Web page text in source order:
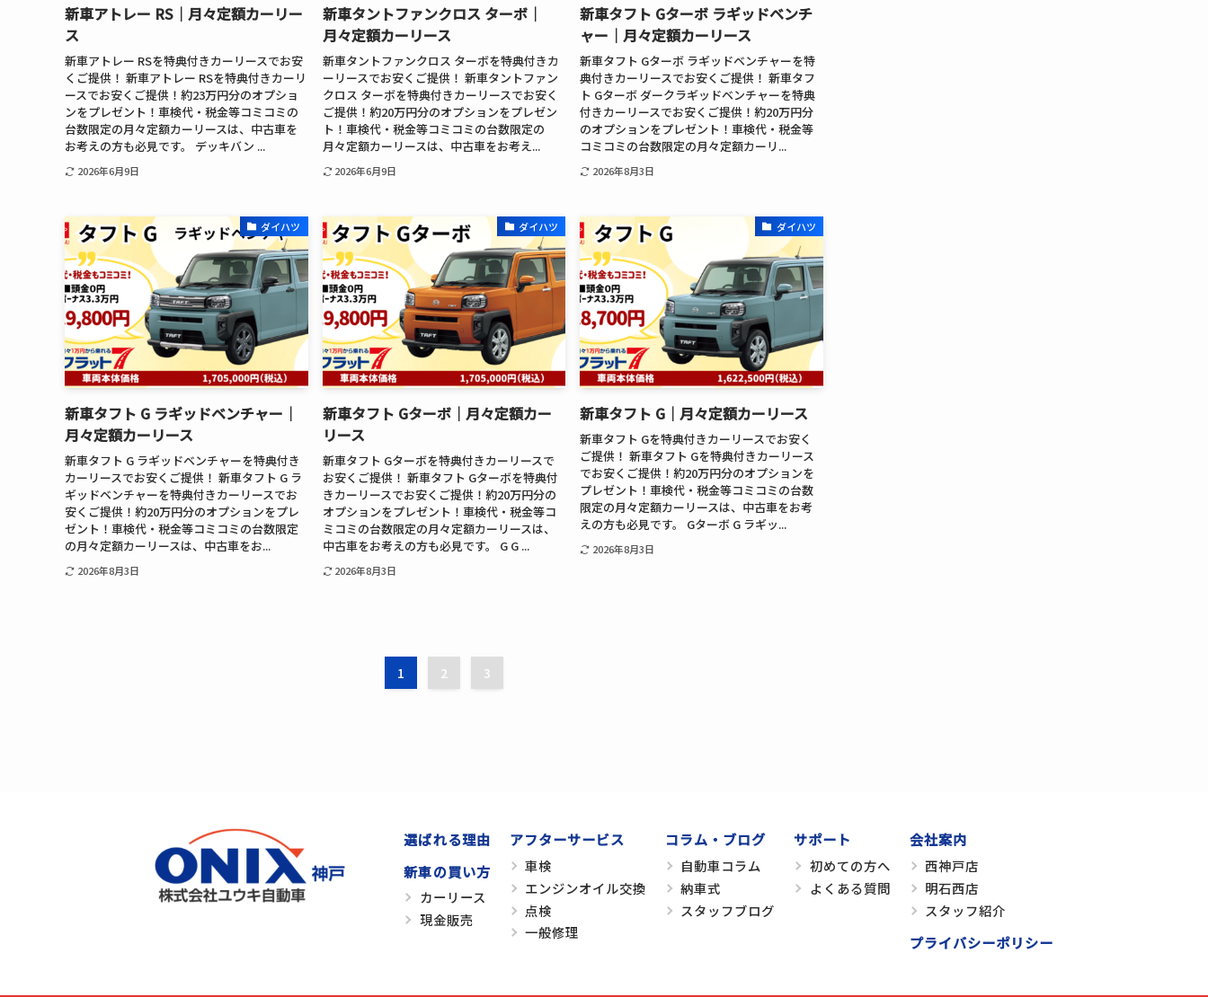
新車アトレー RS│月々定額カーリー
ス
新車アトレー RSを特典付きカーリースでお安
くご提供！ 新車アトレー RSを特典付きカーリ
ースでお安くご提供！約23万円分のオプショ
ンをプレゼント！車検代・税金等コミコミの
台数限定の月々定額カーリースは、中古車を
お考えの方も必見です。 デッキバン ...
2026年6月9日
新車タントファンクロス ターボ│
月々定額カーリース
新車タントファンクロス ターボを特典付きカ
ーリースでお安くご提供！ 新車タントファン
クロス ターボを特典付きカーリースでお安く
ご提供！約20万円分のオプションをプレゼン
ト！車検代・税金等コミコミの台数限定の
月々定額カーリースは、中古車をお考え...
2026年6月9日
新車タフト Gターボ ラギッドベンチ
ャー│月々定額カーリース
新車タフト Gターボ ラギッドベンチャーを特
典付きカーリースでお安くご提供！ 新車タフ
ト Gターボ ダークラギッドベンチャーを特典
付きカーリースでお安くご提供！約20万円分
のオプションをプレゼント！車検代・税金等
コミコミの台数限定の月々定額カーリ...
2026年8月3日
ダイハツ
新車タフト G ラギッドベンチャー│
月々定額カーリース
新車タフト G ラギッドベンチャーを特典付き
カーリースでお安くご提供！ 新車タフト G ラ
ギッドベンチャーを特典付きカーリースでお
安くご提供！約20万円分のオプションをプレ
ゼント！車検代・税金等コミコミの台数限定
の月々定額カーリースは、中古車をお...
2026年8月3日
ダイハツ
新車タフト Gターボ│月々定額カー
リース
新車タフト Gターボを特典付きカーリースで
お安くご提供！ 新車タフト Gターボを特典付
きカーリースでお安くご提供！約20万円分の
オプションをプレゼント！車検代・税金等コ
ミコミの台数限定の月々定額カーリースは、
中古車をお考えの方も必見です。 G G ...
2026年8月3日
ダイハツ
新車タフト G│月々定額カーリース
新車タフト Gを特典付きカーリースでお安く
ご提供！ 新車タフト Gを特典付きカーリース
でお安くご提供！約20万円分のオプションを
プレゼント！車検代・税金等コミコミの台数
限定の月々定額カーリースは、中古車をお考
えの方も必見です。 Gターボ G ラギッ...
2026年8月3日
1 2 3
選ばれる理由
新車の買い方
カーリース
現金販売
アフターサービス
車検
エンジンオイル交換
点検
一般修理
コラム・ブログ
自動車コラム
納車式
スタッフブログ
サポート
初めての方へ
よくある質問
会社案内
西神戸店
明石西店
スタッフ紹介
プライバシーポリシー